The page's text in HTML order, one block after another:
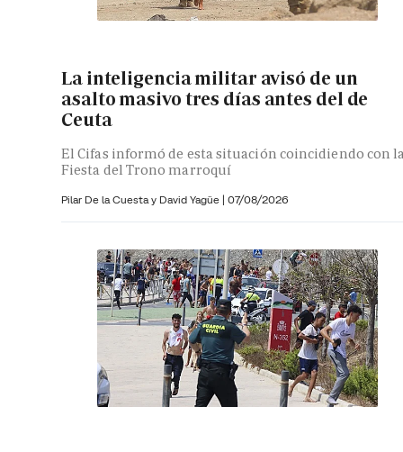
La inteligencia militar avisó de un
asalto masivo tres días antes del de
Ceuta
El Cifas informó de esta situación coincidiendo con
Fiesta del Trono marroquí
Pilar De la Cuesta y David Yagüe | 07/08/2026